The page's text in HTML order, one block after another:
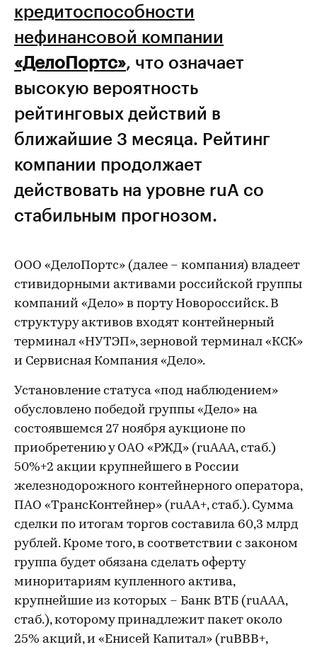
кредитоспособности
нефинансовой компании
«ДелоПортс», что означает
высокую вероятность
рейтинговых действий в
ближайшие 3 месяца. Рейтинг
компании продолжает
действовать на уровне ruA со
стабильным прогнозом.
ООО «ДелоПортс» (далее – компания) владеет
стивидорными активами российской группы
компаний «Дело» в порту Новороссийск. В
структуру активов входят контейнерный
терминал «НУТЭП», зерновой терминал «КСК»
и Сервисная Компания «Дело».
Установление статуса «под наблюдением»
обусловлено победой группы «Дело» на
состоявшемся 27 ноября аукционе по
приобретению у ОАО «РЖД» (ruAAA, стаб.)
50%+2 акции крупнейшего в России
железнодорожного контейнерного оператора,
ПАО «ТрансКонтейнер» (ruAA+, стаб.). Сумма
сделки по итогам торгов составила 60,3 млрд
рублей. Кроме того, в соответствии с законом
группа будет обязана сделать оферту
миноритариям купленного актива,
крупнейшие из которых – Банк ВТБ (ruAAA,
стаб.), которому принадлежит пакет около
25% акций, и «Енисей Капитал» (ruBBB+,